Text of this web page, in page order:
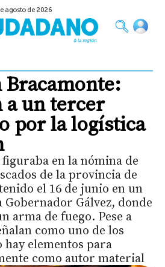
agosto de 2026
Bracamonte:
un tercer
por la logística
en la nómina de
de la provincia de
el 16 de junio en un
Gálvez, donde
arma de fuego. Pese a
como uno de los
elementos para
como autor material